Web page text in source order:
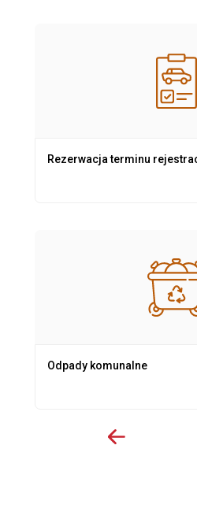
Rezerwacja terminu
Odpady komunalne